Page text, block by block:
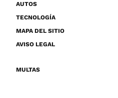
AUTOS
TECNOLOGÍA
MAPA DEL SITIO
AVISO LEGAL
MULTAS